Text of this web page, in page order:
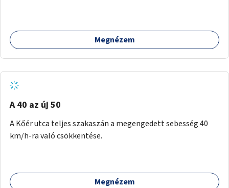
szintű növényzettel, öntözőrendszerrel, esetleg
valamilyen vizes attrakcióval ami végfut mind az 500m-en.
Megnézem
A 40 az új 50
A Kőér utca teljes szakaszán a megengedett sebesség 40
km/h-ra való csökkentése.
Megnézem